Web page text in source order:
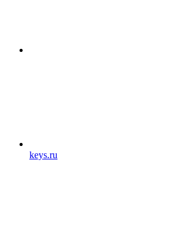
keys.ru